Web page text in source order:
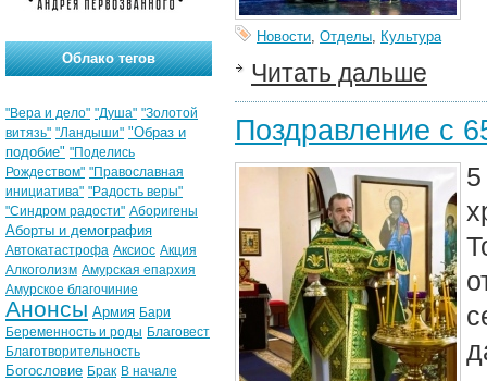
Новости, Отделы, Культура
Читать дальше
Поздравление с
Облако тегов
"Вера и дело" "Душа" "Золотой
витязь" "Ландыши" "Образ и
подобие" "Поделись
Рождеством" "Православная
инициатива" "Радость веры"
"Синдром радости" Аборигены
Аборты и демография
Автокатастрофа Аксиос Акция
Алкоголизм Амурская епархия
Амурское благочиние
Анонсы Армия Бари
Беременность и роды Благовест
Благотворительность
Богословие Брак В начале